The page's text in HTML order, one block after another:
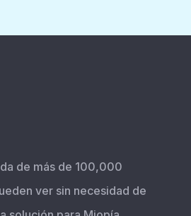
de más de 100,000
ver sin necesidad de